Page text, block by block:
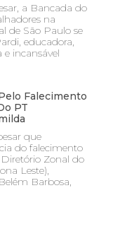
a Bancada do
na
de São Paulo se
educadora,
incansável
Falecimento
PT
que
do falecimento
Zonal do
Leste),
Barbosa,